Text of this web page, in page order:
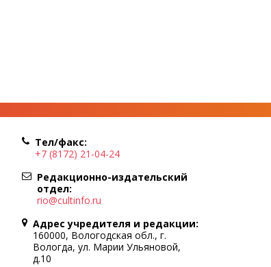
Тел/факс:
+7 (8172) 21-04-24
Редакционно-издательский
отдел:
rio@cultinfo.ru
Адрес учредителя и редакции:
160000, Вологодская обл., г.
Вологда, ул. Марии Ульяновой,
д.10